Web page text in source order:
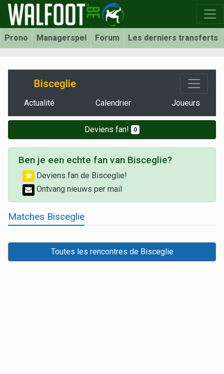
Prono Managerspel Forum Les derniers transferts
Bisceglie
Actualité Calendrier Joueurs
Deviens fan! 0
Ben je een echte fan van Bisceglie?
Deviens fan de Bisceglie!
Ontvang nieuws per mail
Matches Bisceglie
Toutes les rencontres de Bisceglie